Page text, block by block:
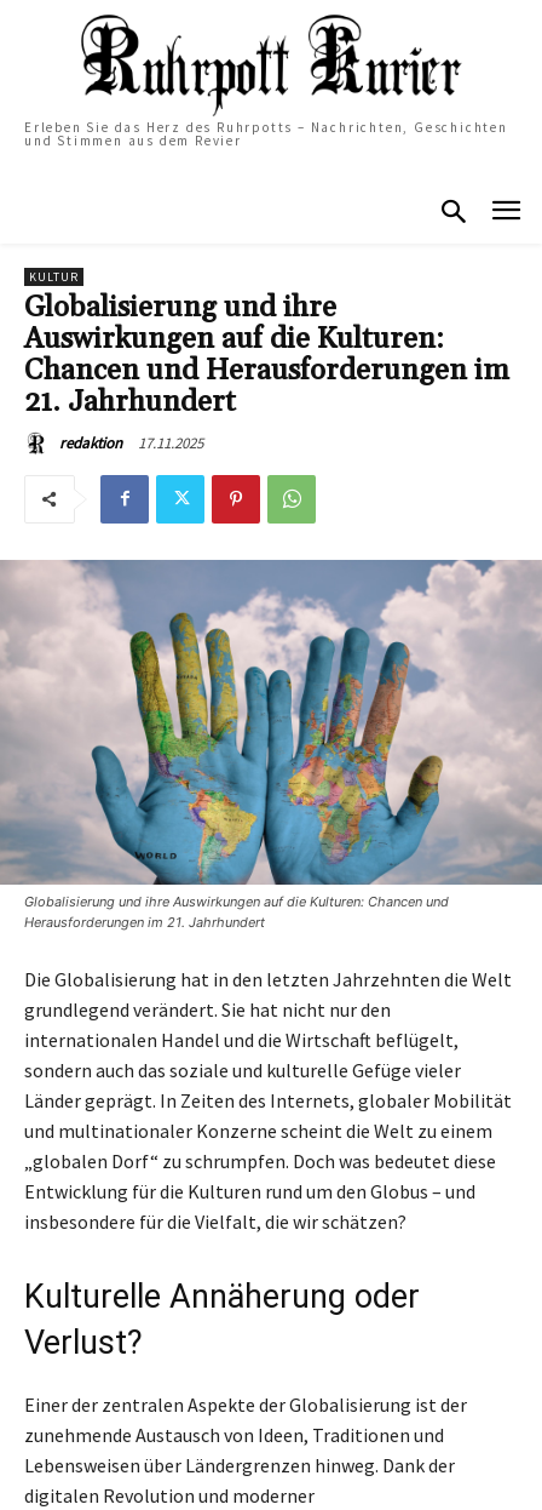
Erleben Sie das Herz des Ruhrpotts – Nachrichten, Geschichten
und Stimmen aus dem Revier
KULTUR
Globalisierung und ihre
Auswirkungen auf die Kulturen:
Chancen und Herausforderungen im
21. Jahrhundert
redaktion 17.11.2025
Globalisierung und ihre Auswirkungen auf die Kulturen: Chancen und
Herausforderungen im 21. Jahrhundert
Die Globalisierung hat in den letzten Jahrzehnten die Welt
grundlegend verändert. Sie hat nicht nur den
internationalen Handel und die Wirtschaft beflügelt,
sondern auch das soziale und kulturelle Gefüge vieler
Länder geprägt. In Zeiten des Internets, globaler Mobilität
und multinationaler Konzerne scheint die Welt zu einem
„globalen Dorf“ zu schrumpfen. Doch was bedeutet diese
Entwicklung für die Kulturen rund um den Globus – und
insbesondere für die Vielfalt, die wir schätzen?
Kulturelle Annäherung oder
Verlust?
Einer der zentralen Aspekte der Globalisierung ist der
zunehmende Austausch von Ideen, Traditionen und
Lebensweisen über Ländergrenzen hinweg. Dank der
digitalen Revolution und moderner